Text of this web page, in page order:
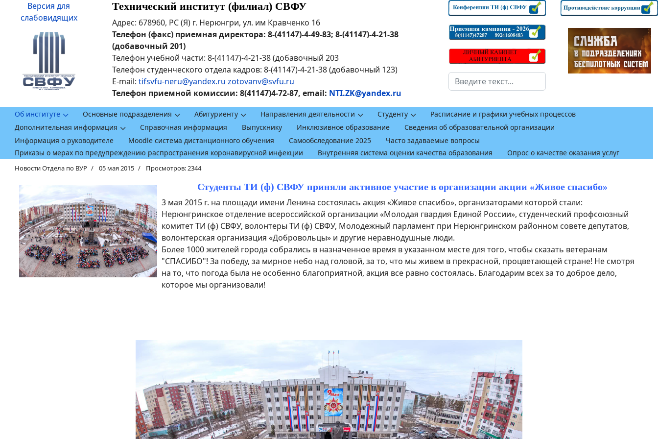
Версия для
слабовидящих
Технический институт (филиал) СВФУ
Адрес: 678960, РС (Я) г. Нерюнгри, ул. им Кравченко 16
Телефон (факс) приемная директора: 8-(41147)-4-49-83; 8-(41147)-4-21-38
(добавочный 201)
Телефон учебной части: 8-(41147)-4-21-38 (добавочный 203
Телефон студенческого отдела кадров: 8-(41147)-4-21-38 (добавочный 123)
E-mail: tifsvfu-neru@yandex.ru zotovanv@svfu.ru
Телефон приемной комиссии: 8(41147)4-72-87, email: NTI.ZK@yandex.ru
Поиск
Об институте Основные подразделения Абитуриенту Направления деятельности Студенту
Расписание и графики учебных процессов
Дополнительная информация
Справочная информация Выпускнику Инклюзивное образование
Сведения об образовательной организации
Информация о руководителе
Moodle система дистанционного обучения Самообследование 2025
Часто задаваемые вопросы
Приказы о мерах по предупреждению распространения коронавирусной инфекции
Внутренняя система оценки качества образования Опрос о качестве оказания услуг
Новости Отдела по ВУР 05 мая 2015 Просмотров: 2344
Студенты ТИ (ф) СВФУ приняли активное участие в организации акции «Живое спасибо»
3 мая 2015 г. на площади имени Ленина состоялась акция «Живое спасибо», организаторами которой стали:
Нерюнгринское отделение всероссийской организации «Молодая гвардия Единой России», студенческий профсоюзный
комитет ТИ (ф) СВФУ, волонтеры ТИ (ф) СВФУ, Молодежный парламент при Нерюнгринском районном совете депутатов,
волонтерская организация «Добровольцы» и другие неравнодушные люди.
Более 1000 жителей города собрались в назначенное время в указанном месте для того, чтобы сказать ветеранам
"СПАСИБО"! За победу, за мирное небо над головой, за то, что мы живем в прекрасной, процветающей стране! Не смотря
на то, что погода была не особенно благоприятной, акция все равно состоялась. Благодарим всех за то доброе дело,
которое мы организовали!